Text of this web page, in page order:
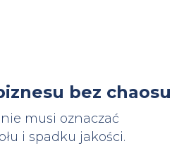
bez chaosu
musi oznaczać
i spadku jakości.